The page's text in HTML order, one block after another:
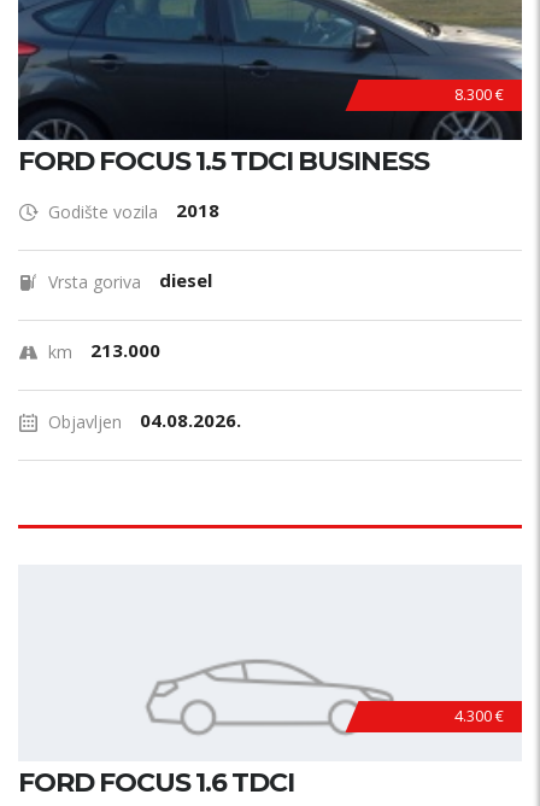
8.300 €
FORD FOCUS 1.5 TDCI BUSINESS
Godište vozila 2018
Vrsta goriva diesel
km 213.000
Objavljen 04.08.2026.
4.300 €
FORD FOCUS 1.6 TDCI